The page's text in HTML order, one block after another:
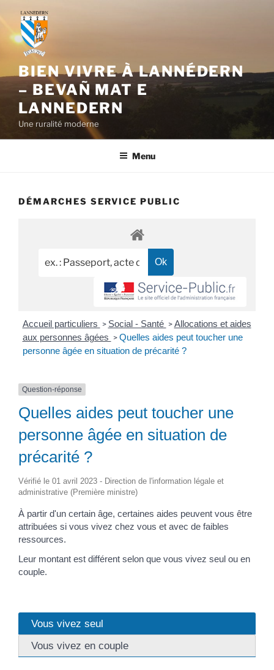
contenu
principal
BIEN VIVRE À LANNÉDERN
– BEVAÑ MAT E
LANNEDERN
Une ruralité moderne
Menu
DÉMARCHES SERVICE PUBLIC
Accueil particuliers > Social - Santé > Allocations et aides
aux personnes âgées > Quelles aides peut toucher une
personne âgée en situation de précarité ?
Question-réponse
Quelles aides peut toucher une
personne âgée en situation de
précarité ?
Vérifié le 01 avril 2023 - Direction de l'information légale et
administrative (Première ministre)
À partir d'un certain âge, certaines aides peuvent vous être
attribuées si vous vivez chez vous et avec de faibles
ressources.
Leur montant est différent selon que vous vivez seul ou en
couple.
Vous vivez seul
Vous vivez en couple